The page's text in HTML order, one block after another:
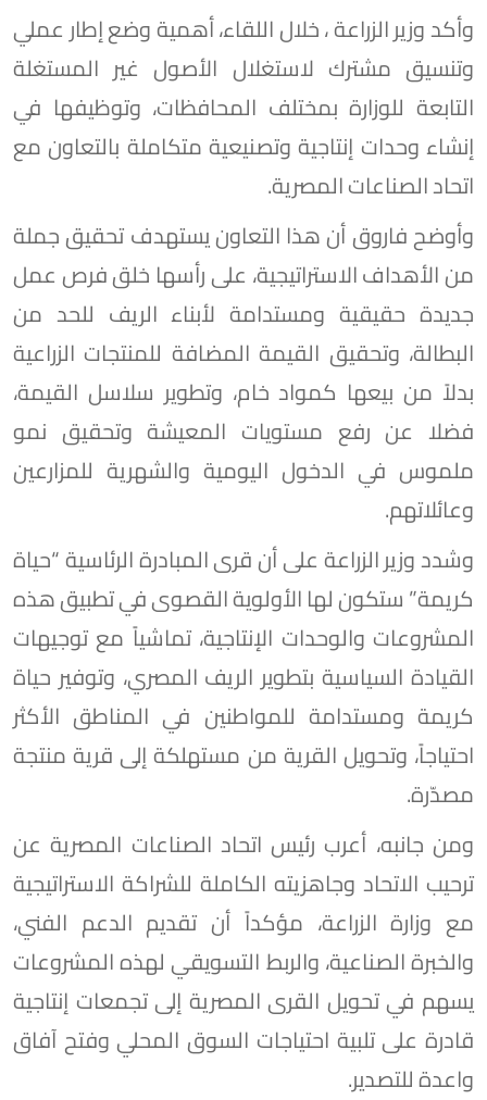
وأكد وزير الزراعة ، خلال اللقاء، أهمية وضع إطار عملي
وتنسيق مشترك لاستغلال الأصول غير المستغلة
التابعة للوزارة بمختلف المحافظات، وتوظيفها في
إنشاء وحدات إنتاجية وتصنيعية متكاملة بالتعاون مع
اتحاد الصناعات المصرية.
وأوضح فاروق أن هذا التعاون يستهدف تحقيق جملة
من الأهداف الاستراتيجية، على رأسها خلق فرص عمل
جديدة حقيقية ومستدامة لأبناء الريف للحد من
البطالة، وتحقيق القيمة المضافة للمنتجات الزراعية
بدلاً من بيعها كمواد خام، وتطوير سلاسل القيمة،
فضلا عن رفع مستويات المعيشة وتحقيق نمو
ملموس في الدخول اليومية والشهرية للمزارعين
وعائلاتهم.
وشدد وزير الزراعة على أن قرى المبادرة الرئاسية “حياة
كريمة” ستكون لها الأولوية القصوى في تطبيق هذه
المشروعات والوحدات الإنتاجية، تماشياً مع توجيهات
القيادة السياسية بتطوير الريف المصري، وتوفير حياة
كريمة ومستدامة للمواطنين في المناطق الأكثر
احتياجاً، وتحويل القرية من مستهلكة إلى قرية منتجة
مصدّرة.
ومن جانبه، أعرب رئيس اتحاد الصناعات المصرية عن
ترحيب الاتحاد وجاهزيته الكاملة للشراكة الاستراتيجية
مع وزارة الزراعة، مؤكداً أن تقديم الدعم الفني،
والخبرة الصناعية، والربط التسويقي لهذه المشروعات
يسهم في تحويل القرى المصرية إلى تجمعات إنتاجية
قادرة على تلبية احتياجات السوق المحلي وفتح آفاق
واعدة للتصدير.